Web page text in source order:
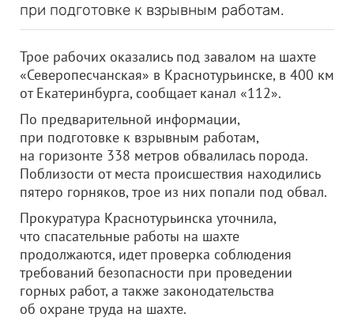
при подготовке к взрывным работам.
Трое рабочих оказались под завалом на шахте
«Северопесчанская» в Краснотурьинске, в 400 км
от Екатеринбурга, сообщает канал «112».
По предварительной информации,
при подготовке к взрывным работам,
на горизонте 338 метров обвалилась порода.
Поблизости от места происшествия находились
пятеро горняков, трое из них попали под обвал.
Прокуратура Краснотурьинска уточнила,
что спасательные работы на шахте
продолжаются, идет проверка соблюдения
требований безопасности при проведении
горных работ, а также законодательства
об охране труда на шахте.